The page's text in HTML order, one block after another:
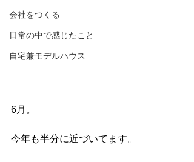
会社をつくる
日常の中で感じたこと
自宅兼モデルハウス
6月。
今年も半分に近づいてます。